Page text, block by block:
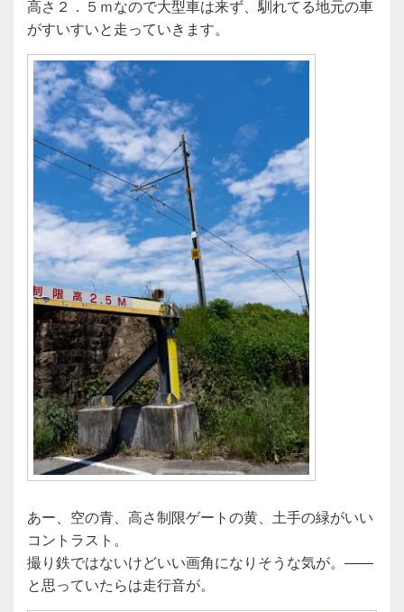
高さ２．５ｍなので大型車は来ず、馴れてる地元の車
がすいすいと走っていきます。
あー、空の青、高さ制限ゲートの黄、土手の緑がいい
コントラスト。
撮り鉄ではないけどいい画角になりそうな気が。――
と思っていたらは走行音が。